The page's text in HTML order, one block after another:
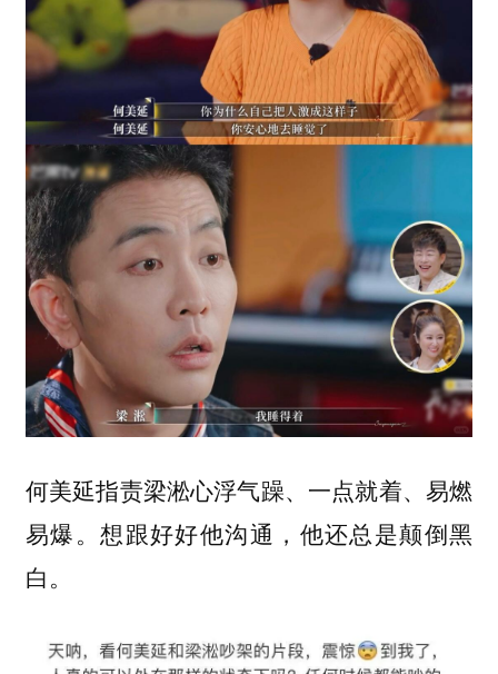
何美延指责梁淞心浮气躁、一点就着、易燃
易爆。想跟好好他沟通，他还总是颠倒黑
白。